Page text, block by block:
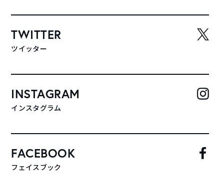
TWITTER
ツイッター
INSTAGRAM
インスタグラム
FACEBOOK
フェイスブック